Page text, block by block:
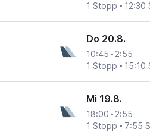
1 Stopp
12:30
Do 20.8.
10:45 - 2:55
1 Stopp
15:10
Mi 19.8.
18:00 - 2:55
1 Stopp
7:55